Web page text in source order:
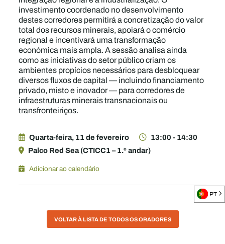
investimento coordenado no desenvolvimento
destes corredores permitirá a concretização do valor
total dos recursos minerais, apoiará o comércio
regional e incentivará uma transformação
económica mais ampla. A sessão analisa ainda
como as iniciativas do setor público criam os
ambientes propícios necessários para desbloquear
diversos fluxos de capital — incluindo financiamento
privado, misto e inovador — para corredores de
infraestruturas minerais transnacionais ou
transfronteiriços.
Quarta-feira, 11 de fevereiro
13:00 - 14:30
Palco Red Sea (CTICC1 – 1.º andar)
Adicionar ao calendário
VOLTAR À LISTA DE TODOS OS ORADORES
PT